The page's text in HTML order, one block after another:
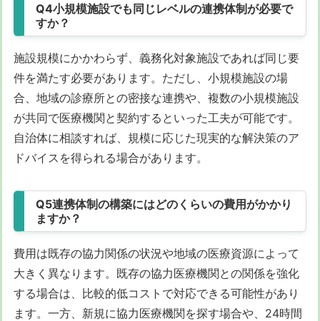
Q4小規模施設でも同じレベルの連携体制が必要で
すか？
施設規模にかかわらず、義務化対象施設であれば同じ要
件を満たす必要があります。ただし、小規模施設の場
合、地域の診療所との密接な連携や、複数の小規模施設
が共同で医療機関と契約するといった工夫が可能です。
自治体に相談すれば、規模に応じた現実的な解決策のア
ドバイスを得られる場合があります。
Q5連携体制の構築にはどのくらいの費用がかかり
ますか？
費用は既存の協力関係の状況や地域の医療資源によって
大きく異なります。既存の協力医療機関との関係を強化
する場合は、比較的低コストで対応できる可能性があり
ます。一方、新規に協力医療機関を探す場合や、24時間